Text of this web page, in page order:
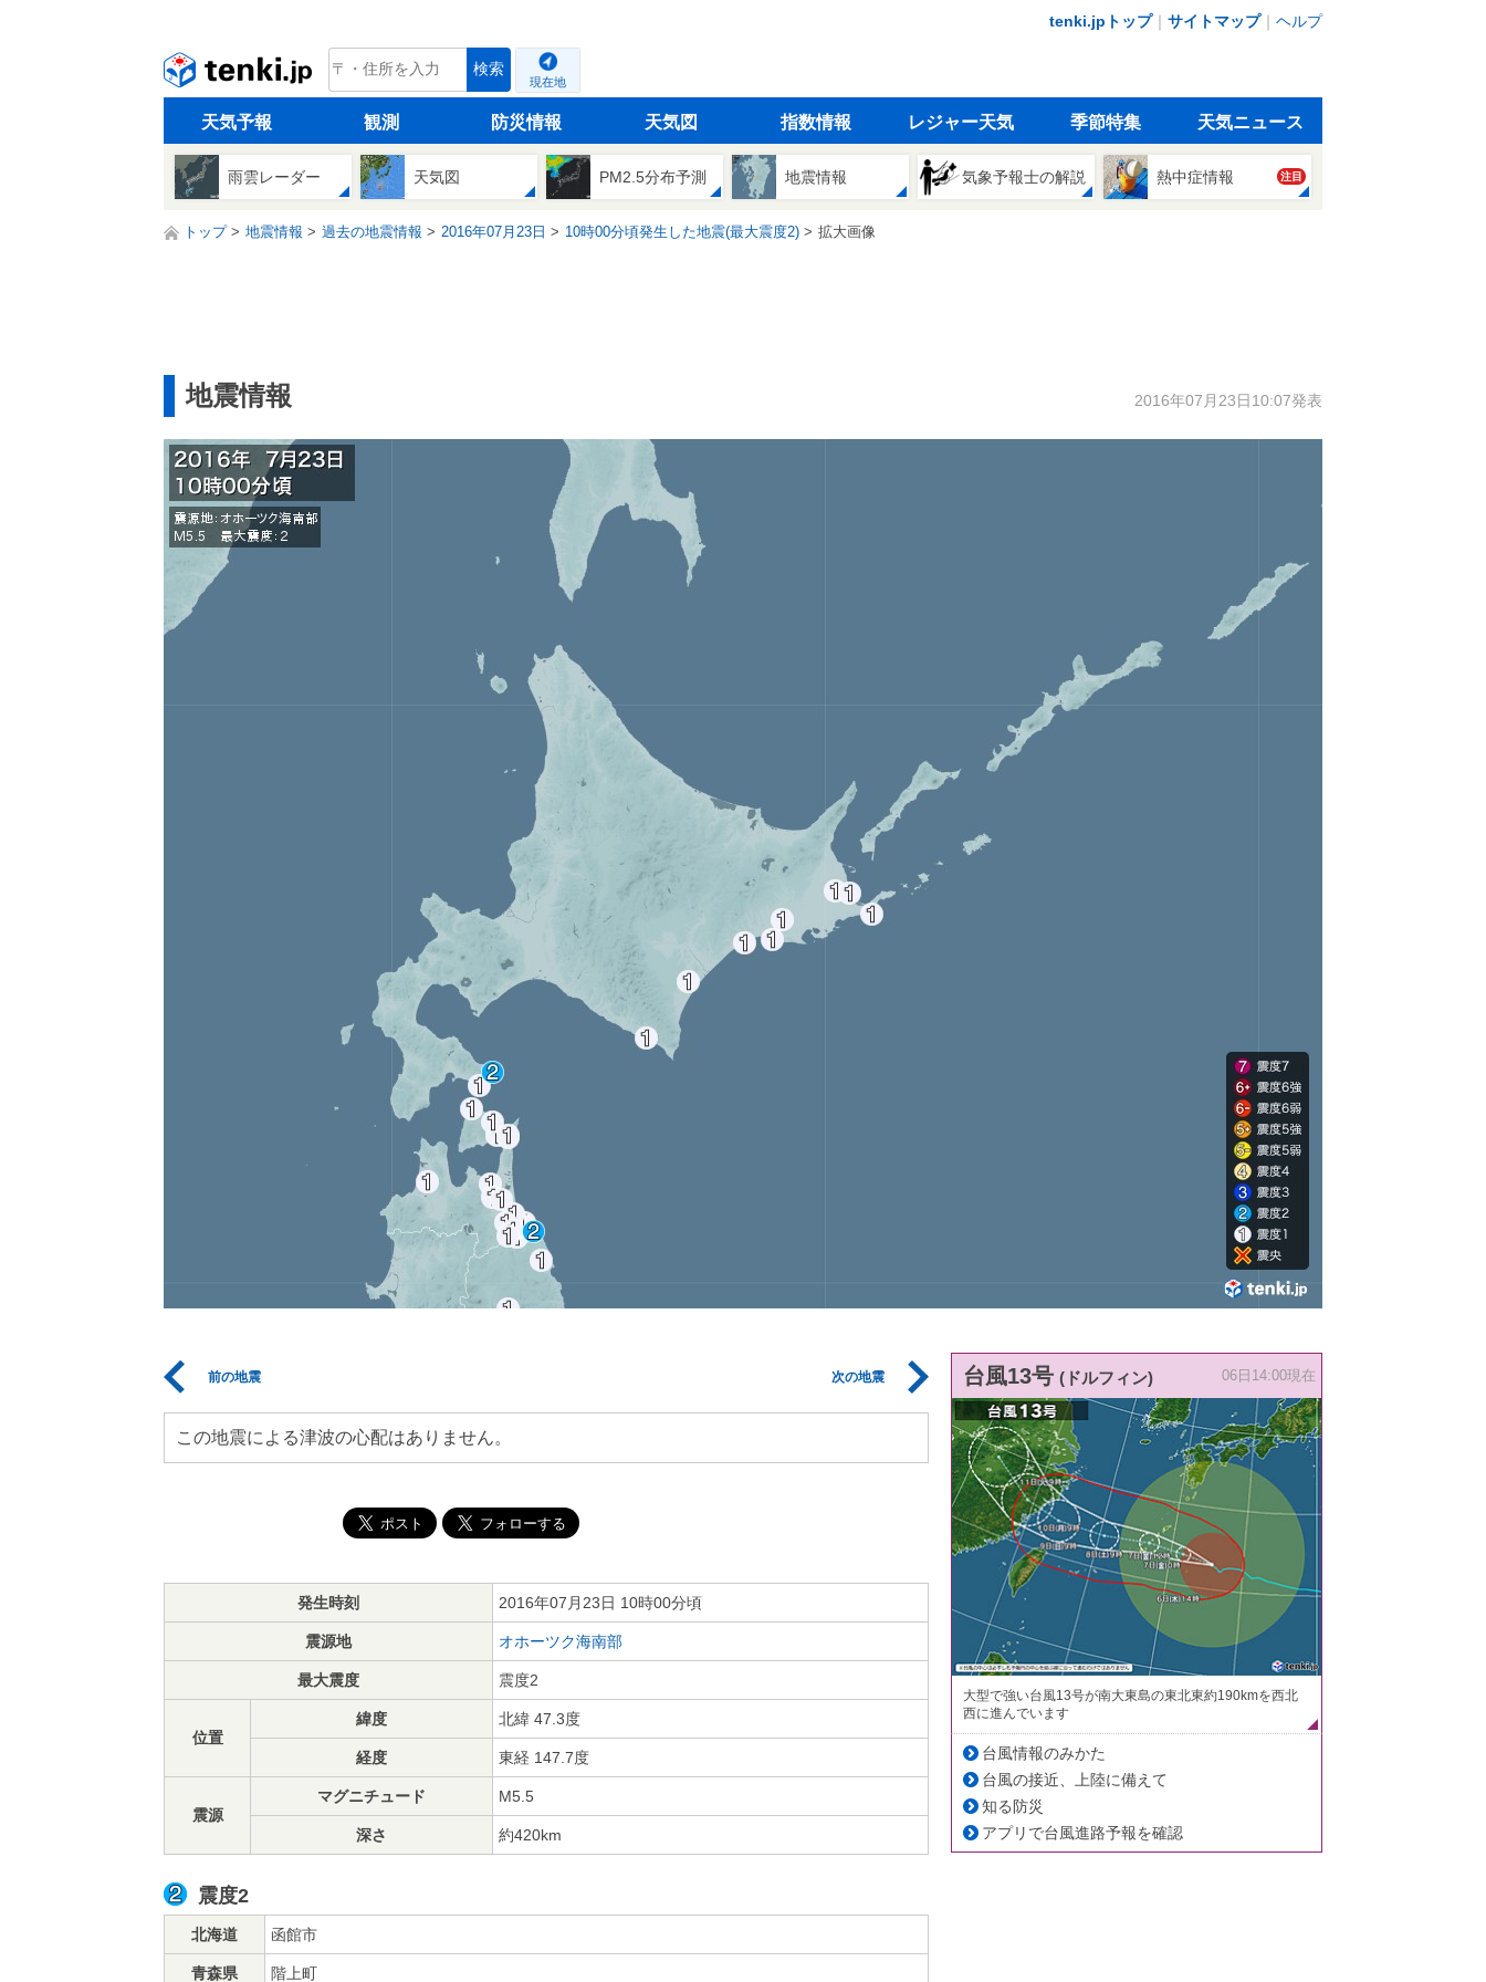
tenki.jpトップ｜ サイトマップ｜ ヘルプ
tenki.jp 検索
現在地
天気予報 観測 防災情報 天気図 指数情報 レジャー天気 季節特集 天気ニュース
雨雲レーダー 天気図 PM2.5分布予測 地震情報 気象予報士の解説 熱中症情報 注目
トップ 地震情報 過去の地震情報 2016年07月23日 10時00分頃発生した地震(最大震度2) 拡大画像
地震情報 2016年07月23日10:07発表
前の地震 次の地震
この地震による津波の心配はありません。
発生時刻 2016年07月23日 10時00分頃
震源地 オホーツク海南部
最大震度 震度2
位置
緯度 北緯 47.3度
経度 東経 147.7度
震源
マグニチュード M5.5
深さ 約420km
震度2
北海道 函館市
青森県 階上町
台風13号 (ドルフィン) 06日14:00現在
大型で強い台風13号が南大東島の東北東約190kmを西北
西に進んでいます
台風情報のみかた
台風の接近、上陸に備えて
知る防災
アプリで台風進路予報を確認